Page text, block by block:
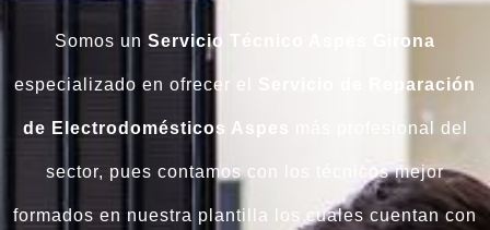
Somos un Servicio Técnico Aspes Girona
especializado en ofrecer el Servicio de Reparación
de Electrodomésticos Aspes más profesional del
sector, pues contamos con los técnicos mejor
formados en nuestra plantilla los cuales cuentan con